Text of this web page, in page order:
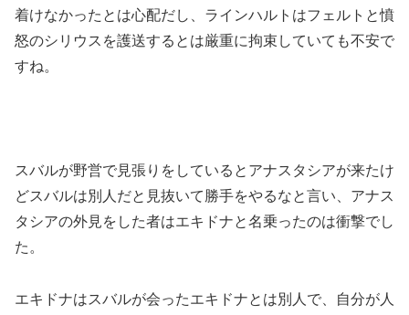
着けなかったとは心配だし、ラインハルトはフェルトと憤
怒のシリウスを護送するとは厳重に拘束していても不安で
すね。
スバルが野営で見張りをしているとアナスタシアが来たけ
どスバルは別人だと見抜いて勝手をやるなと言い、アナス
タシアの外見をした者はエキドナと名乗ったのは衝撃でし
た。
エキドナはスバルが会ったエキドナとは別人で、自分が人